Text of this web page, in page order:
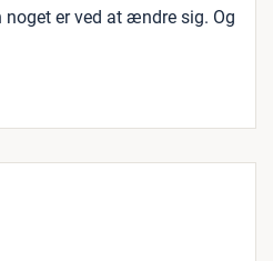
noget er ved at ændre sig. Og